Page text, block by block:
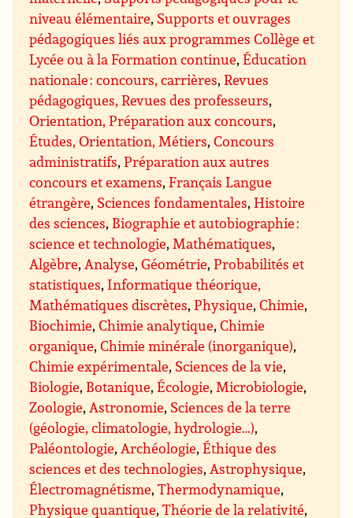
niveau élémentaire, Supports et ouvrages
pédagogiques liés aux programmes Collège et
Lycée ou à la Formation continue,Éducation
nationale : concours, carrières,Revues
pédagogiques, Revues des professeurs,
Orientation, Préparation aux concours,
Études, Orientation, Métiers,Concours
administratifs,Préparation aux autres
concours et examens,Français Langue
étrangère, Sciences fondamentales,Histoire
des sciences, Biographie et autobiographie :
science et technologie, Mathématiques,
Algèbre, Analyse,Géométrie,Probabilités et
statistiques, Informatique théorique,
Mathématiques discrètes,Physique,Chimie,
Biochimie,Chimie analytique,Chimie
organique,Chimie minérale (inorganique),
Chimie expérimentale, Sciences de la vie,
Biologie, Botanique,Écologie, Microbiologie,
Zoologie, Astronomie, Sciences de la terre
(géologie, climatologie, hydrologie…),
Paléontologie, Archéologie,Éthique des
sciences et des technologies, Astrophysique,
Électromagnétisme,Thermodynamique,
Physique quantique,Théorie de la relativité,